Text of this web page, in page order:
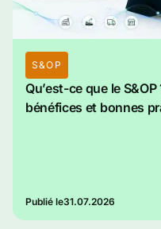
S&OP
Qu’est-ce que le
bénéfices et bonnes
Publié le31.07.2026